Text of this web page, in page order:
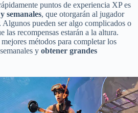
puntos de experiencia XP es
semanales, que otorgarán al jugador
Algunos pueden ser algo complicados o
las recompensas estarán a la altura.
métodos para completar los
y obtener grandes